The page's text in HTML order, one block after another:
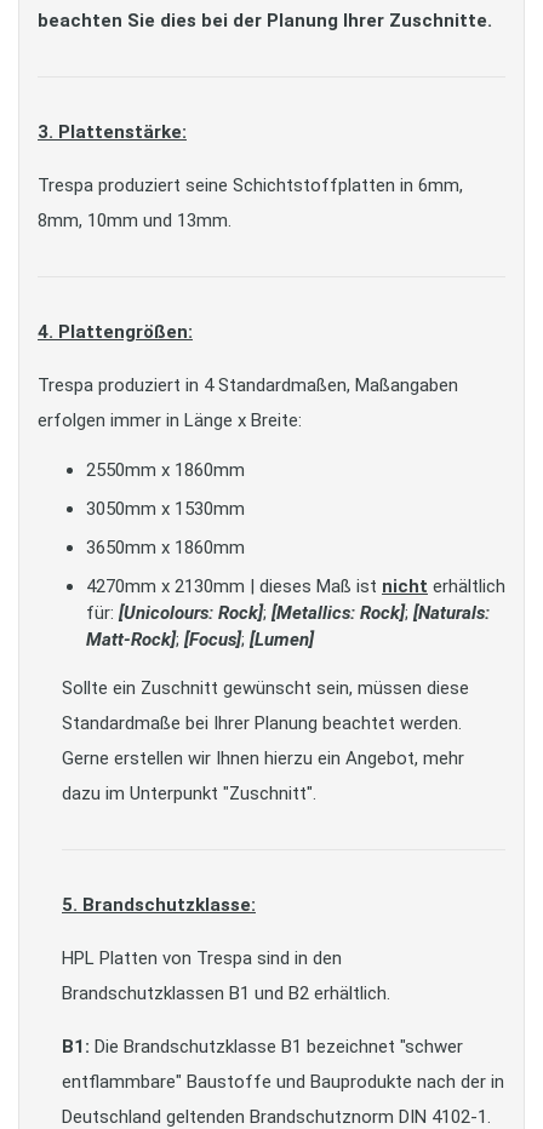
beachten Sie dies bei der Planung Ihrer Zuschnitte.
3. Plattenstärke:
Trespa produziert seine Schichtstoffplatten in 6mm,
8mm, 10mm und 13mm.
4. Plattengrößen:
Trespa produziert in 4 Standardmaßen, Maßangaben
erfolgen immer in Länge x Breite:
2550mm x 1860mm
3050mm x 1530mm
3650mm x 1860mm
4270mm x 2130mm | dieses Maß ist nicht erhältlich
für: [Unicolours: Rock]; [Metallics: Rock]; [Naturals:
Matt-Rock]; [Focus]; [Lumen]
Sollte ein Zuschnitt gewünscht sein, müssen diese
Standardmaße bei Ihrer Planung beachtet werden.
Gerne erstellen wir Ihnen hierzu ein Angebot, mehr
dazu im Unterpunkt "Zuschnitt".
5. Brandschutzklasse:
HPL Platten von Trespa sind in den
Brandschutzklassen B1 und B2 erhältlich.
B1: Die Brandschutzklasse B1 bezeichnet "schwer
entflammbare" Baustoffe und Bauprodukte nach der in
Deutschland geltenden Brandschutznorm DIN 4102-1.